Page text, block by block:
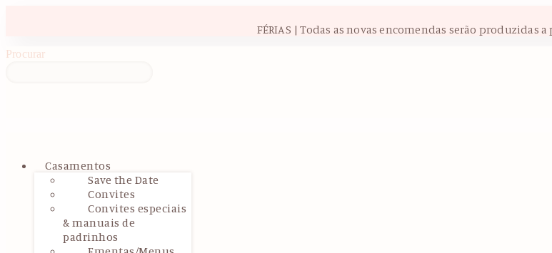
FÉRIAS | Todas as novas encomendas serão produzidas
Procurar
Menu
Casamentos
Save the Date
Convites
Convites especiais
& manuais de
padrinhos